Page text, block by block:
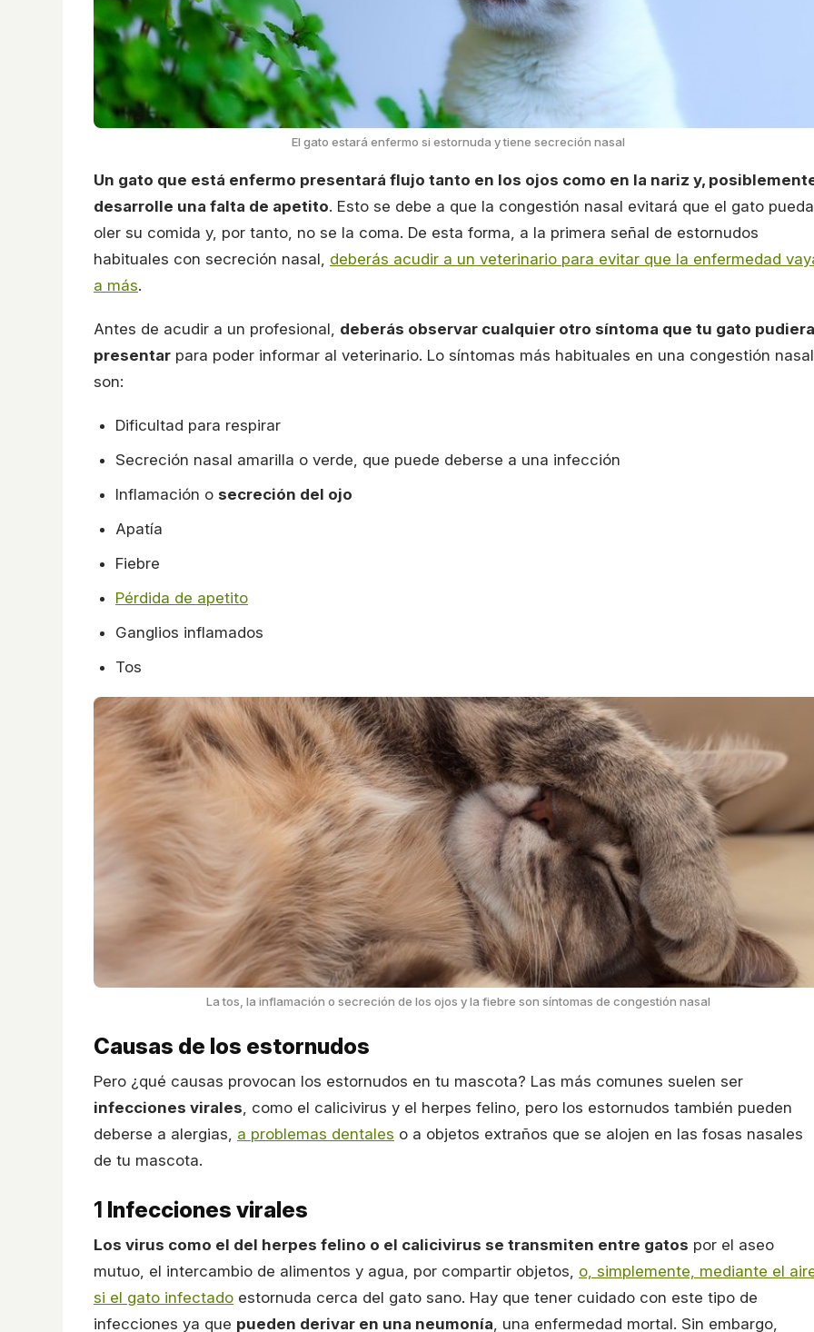
El gato estará enfermo si estornuda y tiene secreción nasal
Un gato que está enfermo presentará flujo tanto en los ojos como en la nariz y,
desarrolle una falta de apetito. Esto se debe a que la congestión nasal evitará que el gato pueda
oler su comida y, por tanto, no se la coma. De esta forma, a la primera señal de estornudos
habituales con secreción nasal, deberás acudir a un veterinario para evitar que la enfermedad
a más.
Antes de acudir a un profesional, deberás observar cualquier otro síntoma que tu gato pudiera
presentar para poder informar al veterinario. Lo síntomas más habituales en una congestión nasal
son:
Dificultad para respirar
Secreción nasal amarilla o verde, que puede deberse a una infección
Inflamación o secreción del ojo
Apatía
Fiebre
Pérdida de apetito
Ganglios inflamados
Tos
La tos, la inflamación o secreción de los ojos y la fiebre son síntomas de congestión nasal
Causas de los estornudos
Pero ¿qué causas provocan los estornudos en tu mascota? Las más comunes suelen ser
infecciones virales, como el calicivirus y el herpes felino, pero los estornudos también pueden
deberse a alergias, a problemas dentales o a objetos extraños que se alojen en las fosas nasales
de tu mascota.
1 Infecciones virales
Los virus como el del herpes felino o el calicivirus se transmiten entre gatos por el aseo
mutuo, el intercambio de alimentos y agua, por compartir objetos, o, simplemente, mediante el
si el gato infectado estornuda cerca del gato sano. Hay que tener cuidado con este tipo de
infecciones ya que pueden derivar en una neumonía, una enfermedad mortal. Sin embargo,